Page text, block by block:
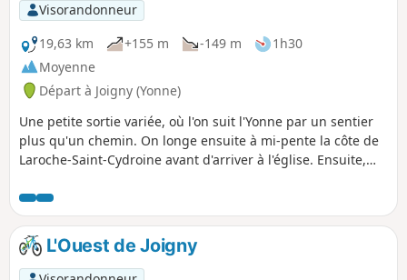
Visorandonneur
19,63 km
+155 m -149 m
1h30
Moyenne
Départ à Joigny (Yonne)
Une petite sortie variée, où l'on suit l'Yonne par un sentier
plus qu'un chemin. On longe ensuite à mi-pente la côte de
Laroche-Saint-Cydroine avant d'arriver à l'église. Ensuite,
route pour rejoindre le village de Looze où on monte dans
la belle Forêt d'Othe avant de redescendre sur Joigny.
L'Ouest de Joigny